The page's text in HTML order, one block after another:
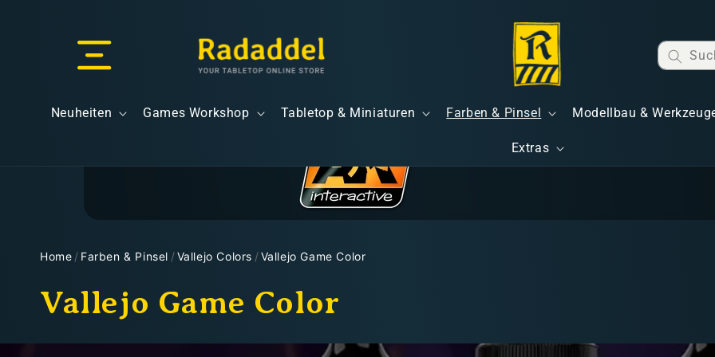
Neuheiten Games Workshop Tabletop & Miniaturen Farben & Pinsel Modellbau &
Extras
Home / Farben & Pinsel /Vallejo Colors /Vallejo Game Color
K
a
Vallejo Game Color